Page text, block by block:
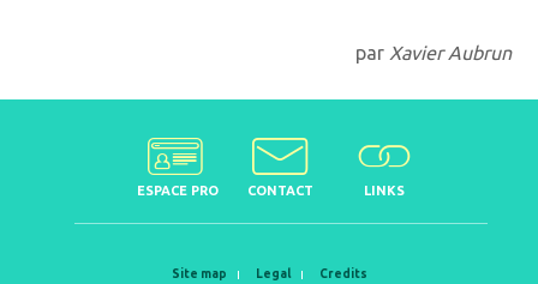
par Xavier Aubrun
ESPACE PRO CONTACT LINKS
Site map Legal Credits